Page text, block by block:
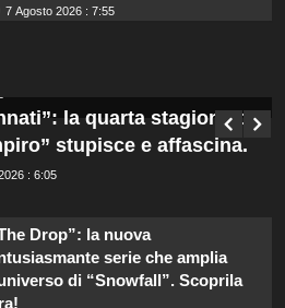
7 Agosto 2026 : 7:55
di lavoro per coadiutori
media disponibile
la quarta stagione di
stupisce e affascina.
: 6:05
Drop”: la nuova
serie che amplia
di “Snowfall”. Scoprila